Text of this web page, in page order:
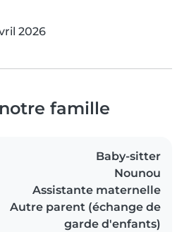
2026
famille
Baby-sitter
Nounou
Assistante maternelle
Autre parent (échange de
garde d'enfants)